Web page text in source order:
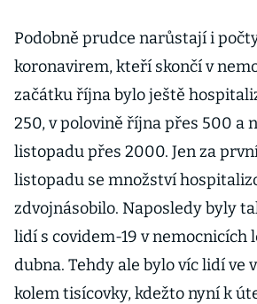
Podobně prudce narůstají i
koronavirem, kteří skončí v
začátku října bylo ještě
250, v polovině října přes 500 a
listopadu přes 2000. Jen za
listopadu se množství
zdvojnásobilo. Naposledy byly
lidí s covidem-19 v nemocnicích
dubna. Tehdy ale bylo víc lidí ve
kolem tisícovky, kdežto nyní k